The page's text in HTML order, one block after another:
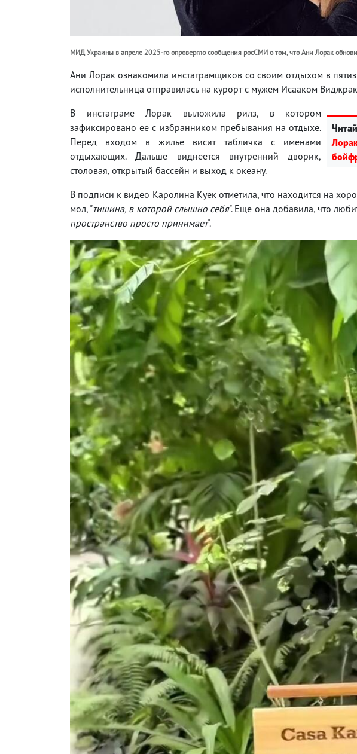
МИД Украины в апреле 2025-го опровергло сообщения росСМИ о том, что Ани Лорак
Ани Лорак ознакомила инстаграмщиков со своим отдыхом в
исполнительница отправилась на курорт с мужем Исааком
В инстаграме Лорак выложила рилз, в котором
зафиксировано ее с избранником пребывания на отдыхе.
Перед входом в жилье висит табличка с именами
отдыхающих. Дальше виднеется внутренний дворик,
столовая, открытый бассейн и выход к океану.
В подписи к видео Каролина Куек отметила, что находится на
мол, "тишина, в которой слышно себя". Еще она добавила, что
пространство просто принимает".